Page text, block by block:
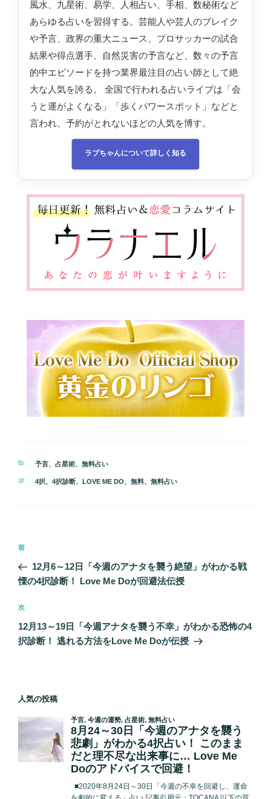
風水、九星術、易学、人相占い、手相、数秘術など
あらゆる占いを習得する。芸能人や芸人のブレイク
や予言、政界の重大ニュース、プロサッカーの試合
結果や得点選手、自然災害の予言など、数々の予言
的中エピソードを持つ業界最注目の占い師として絶
大な人気を誇る。 全国で行われる占いライブは「会
うと運がよくなる」「歩くパワースポット」などと
言われ、予約がとれないほどの人気を博す。
ラブちゃんについて詳しく知る
カ
ゴ
ー
予言、 占星術、 無料占い
タ
4択、 4択診断、 LOVE ME DO、 無料、 無料占い
投
ナ
ゲ
ー
シ
前
の
投
前
12月6～12日「今週のアナタを襲う絶望」がわかる戦
慄の4択診断！ Love Me Doが回避法伝授
次
の
投
次
12月13～19日「今週アナタを襲う不幸」がわかる恐怖の4
択診断！ 逃れる方法をLove Me Doが伝授
人気の投稿